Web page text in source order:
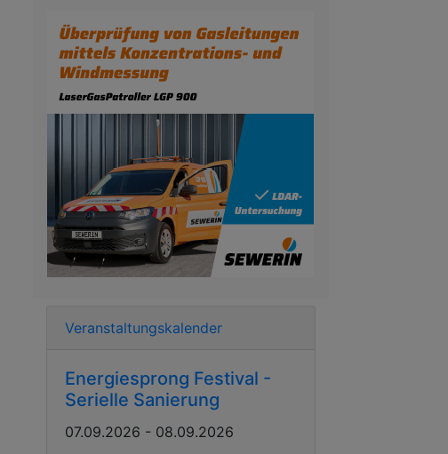
Veranstaltungskalender
Energiesprong Festival -
Serielle Sanierung
07.09.2026 - 08.09.2026